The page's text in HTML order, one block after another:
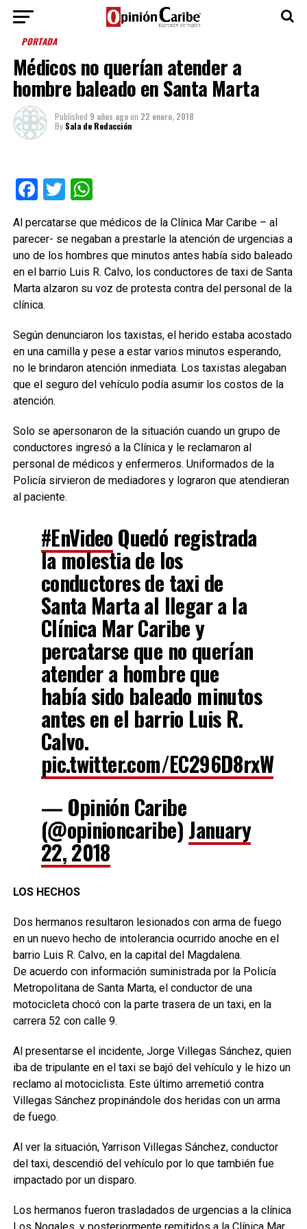
PORTADA
Médicos no querían atender a
hombre baleado en Santa Marta
Published 9 años agoon 22 enero, 2018
By Sala de Redacción
Facebook
TwitterWhatsApp
Al percatarse que médicos de la Clínica Mar Caribe – al
parecer- se negaban a prestarle la atención de urgencias a
uno de los hombres que minutos antes había sido baleado
en el barrio Luis R. Calvo, los conductores de taxi de Santa
Marta alzaron su voz de protesta contra del personal de la
clínica.
Según denunciaron los taxistas, el herido estaba acostado
en una camilla y pese a estar varios minutos esperando,
no le brindaron atención inmediata. Los taxistas alegaban
que el seguro del vehículo podía asumir los costos de la
atención.
Solo se apersonaron de la situación cuando un grupo de
conductores ingresó a la Clínica y le reclamaron al
personal de médicos y enfermeros. Uniformados de la
Policía sirvieron de mediadores y lograron que atendieran
al paciente.
#EnVideo Quedó registrada
la molestia de los
conductores de taxi de
Santa Marta al llegar a la
Clínica Mar Caribe y
percatarse que no querían
atender a hombre que
había sido baleado minutos
antes en el barrio Luis R.
Calvo.
pic.twitter.com/EC296D8rxW
— Opinión Caribe
(@opinioncaribe) January
22, 2018
LOS HECHOS
Dos hermanos resultaron lesionados con arma de fuego
en un nuevo hecho de intolerancia ocurrido anoche en el
barrio Luis R. Calvo, en la capital del Magdalena.
De acuerdo con información suministrada por la Policía
Metropolitana de Santa Marta, el conductor de una
motocicleta chocó con la parte trasera de un taxi, en la
carrera 52 con calle 9.
Al presentarse el incidente, Jorge Villegas Sánchez, quien
iba de tripulante en el taxi se bajó del vehículo y le hizo un
reclamo al motociclista. Este último arremetió contra
Villegas Sánchez propinándole dos heridas con un arma
de fuego.
Al ver la situación, Yarrison Villegas Sánchez, conductor
del taxi, descendió del vehículo por lo que también fue
impactado por un disparo.
Los hermanos fueron trasladados de urgencias a la clínica